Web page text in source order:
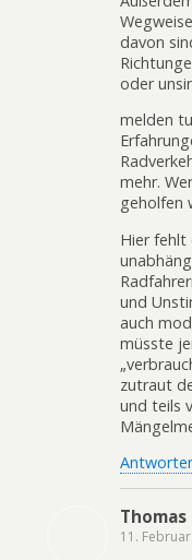
davon
oder
melden
mehr.
geholfen
Hier fehlt
und
auch
müsste
zutraut
und teils
11.